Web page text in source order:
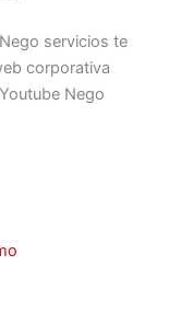
servicios te
corporativa
Nego